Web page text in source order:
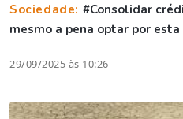
Sociedade: #Consolidar
mesmo a pena optar por
29/09/2025 às 10:26